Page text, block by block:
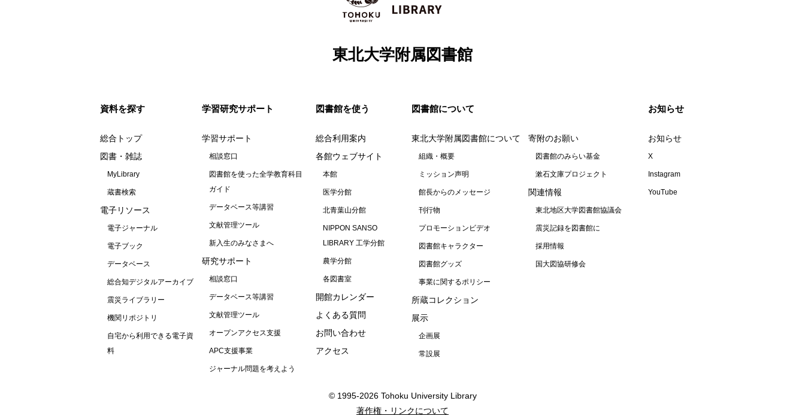
東北大学附属図書館
資料を探す
総合トップ
図書・雑誌
MyLibrary
蔵書検索
電子リソース
電子ジャーナル
電子ブック
データベース
総合知デジタルアーカイブ
震災ライブラリー
機関リポジトリ
自宅から利用できる電子資
料
学習研究サポート
学習サポート
相談窓口
図書館を使った全学教育科目
ガイド
データベース等講習
文献管理ツール
新入生のみなさまへ
研究サポート
相談窓口
データベース等講習
文献管理ツール
オープンアクセス支援
APC支援事業
ジャーナル問題を考えよう
図書館を使う
総合利用案内
各館ウェブサイト
本館
医学分館
北青葉山分館
NIPPON SANSO
LIBRARY 工学分館
農学分館
各図書室
開館カレンダー
よくある質問
お問い合わせ
アクセス
図書館について
東北大学附属図書館について
組織・概要
ミッション声明
館長からのメッセージ
刊行物
プロモーションビデオ
図書館キャラクター
図書館グッズ
事業に関するポリシー
所蔵コレクション
展示
企画展
常設展
寄附のお願い
図書館のみらい基金
漱石文庫プロジェクト
関連情報
東北地区大学図書館協議会
震災記録を図書館に
採用情報
国大図協研修会
お知らせ
お知らせ
X
Instagram
YouTube
© 1995-2026 Tohoku University Library
著作権・リンクについて